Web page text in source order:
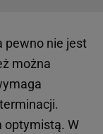
pewno nie jest
można
optymistą. W